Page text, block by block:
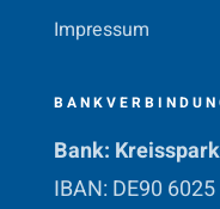
Impressum
Bank:
IBAN: DE90